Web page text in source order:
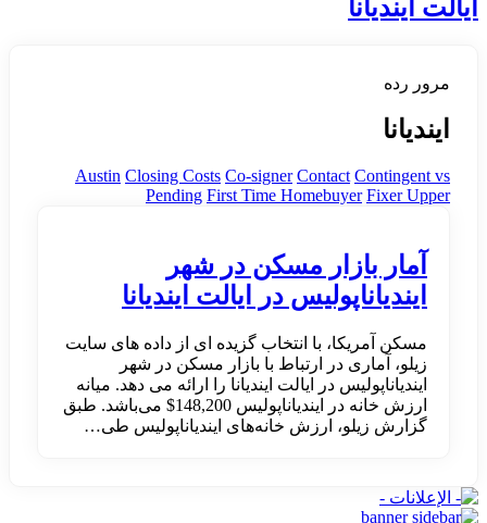
ایالت ایندیانا
مرور رده
ایندیانا
Austin Closing Costs Co-signer Contact Contingent vs
Pending First Time Homebuyer Fixer Upper
آمار بازار مسکن در شهر
ایندیاناپولیس در ایالت ایندیانا
مسکن آمریکا، با انتخاب گزیده ای از داده های سایت
زیلو، آماری در ارتباط با بازار مسکن در شهر
ایندیاناپولیس در ایالت ایندیانا را ارائه می دهد. میانه
ارزش خانه در ایندیاناپولیس 148,200$ می‌باشد. طبق
گزارش زیلو، ارزش خانه‌های ایندیاناپولیس طی…